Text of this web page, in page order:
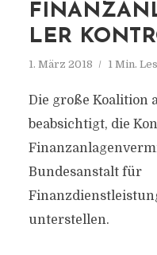
LER
1. März 2018 1 Min.
Die große Koalition
beabsichtigt, die
Bundesanstalt für
unterstellen.